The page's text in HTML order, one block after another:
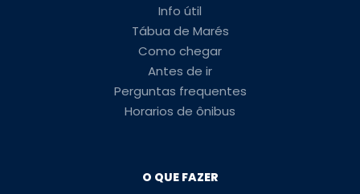
Info útil
Tábua de Marés
Como chegar
Antes de ir
Perguntas frequentes
Horarios de ônibus
O QUE FAZER